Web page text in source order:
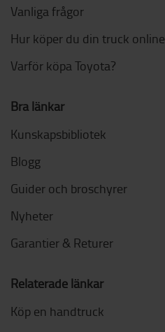
Vanliga frågor
Hur köper du din truck online
Varför köpa Toyota?
Bra länkar
Kunskapsbibliotek
Blogg
Guider och broschyrer
Nyheter
Garantier & Returer
Relaterade länkar
Köp en handtruck